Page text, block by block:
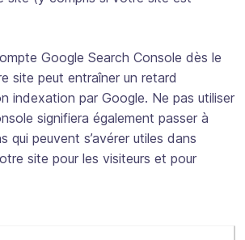
Google Search Console dès le
site peut entraîner un retard
indexation par Google. Ne pas utiliser
signifiera également passer à
qui peuvent s’avérer utiles dans
site pour les visiteurs et pour